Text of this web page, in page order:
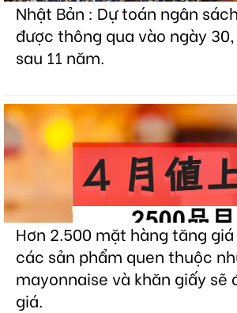
Nhật Bản : Dự toán ngân
được thông qua vào ngày
sau 11 năm.
Hơn 2.500 mặt hàng tăng
các sản phẩm quen thuộc
mayonnaise và khăn giấy sẽ
giá.